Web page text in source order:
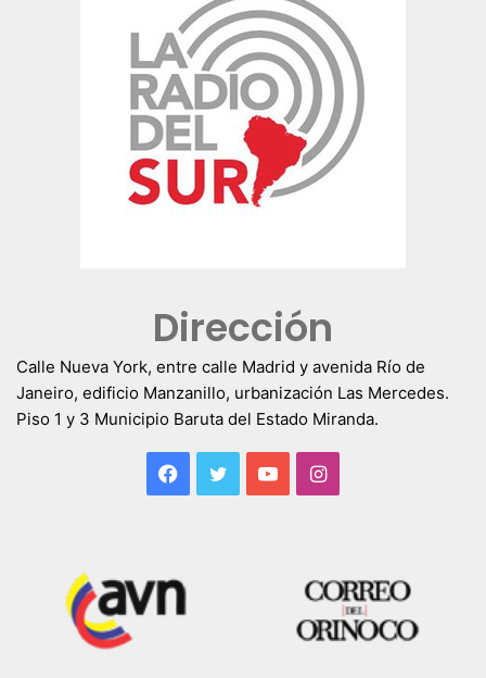
Dirección
Calle Nueva York, entre calle Madrid y avenida Río de
Janeiro, edificio Manzanillo, urbanización Las Mercedes.
Piso 1 y 3 Municipio Baruta del Estado Miranda.
Facebook
TwitterYouTubeInstagram